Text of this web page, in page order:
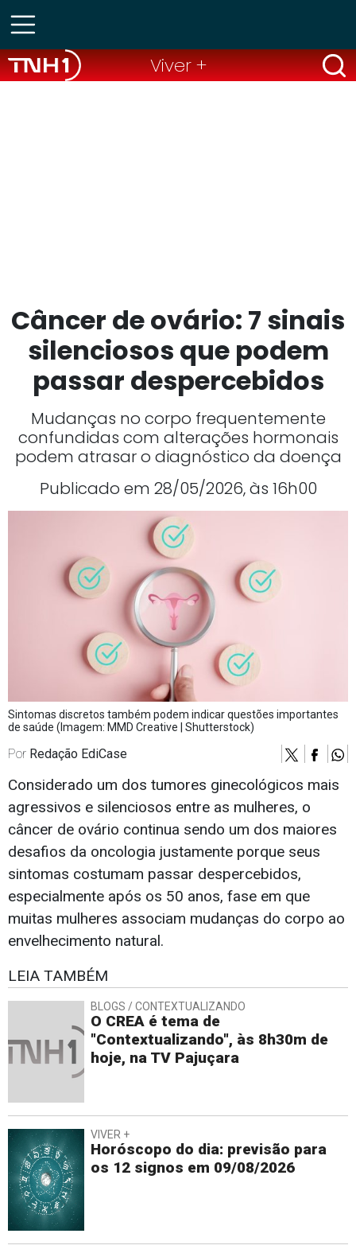
Viver +
Câncer de ovário: 7 sinais
silenciosos que podem
passar despercebidos
Mudanças no corpo frequentemente
confundidas com alterações hormonais
podem atrasar o diagnóstico da doença
Publicado em 28/05/2026, às 16h00
Sintomas discretos também podem indicar questões importantes
de saúde (Imagem: MMD Creative | Shutterstock)
Por Redação EdiCase
Considerado um dos tumores ginecológicos mais
agressivos e silenciosos entre as mulheres, o
câncer de ovário continua sendo um dos maiores
desafios da oncologia justamente porque seus
sintomas costumam passar despercebidos,
especialmente após os 50 anos, fase em que
muitas mulheres associam mudanças do corpo ao
envelhecimento natural.
LEIA TAMBÉM
BLOGS / CONTEXTUALIZANDO
O CREA é tema de
"Contextualizando", às 8h30m de
hoje, na TV Pajuçara
VIVER +
Horóscopo do dia: previsão para
os 12 signos em 09/08/2026